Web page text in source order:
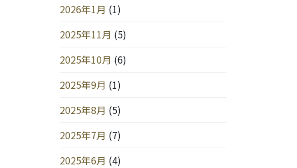
2026年1月 (1)
2025年11月 (5)
2025年10月 (6)
2025年9月 (1)
2025年8月 (5)
2025年7月 (7)
2025年6月 (4)